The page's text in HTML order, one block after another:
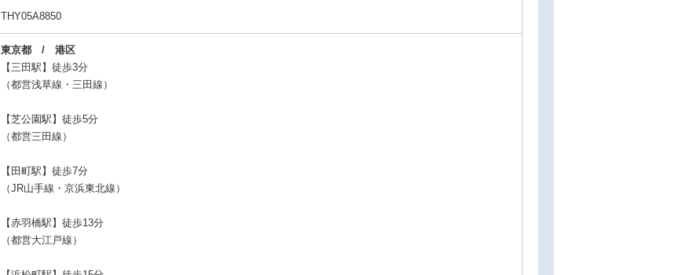
THY05A8850
東京都 / 港区
【三田駅】徒歩3分
（都営浅草線・三田線）
【芝公園駅】徒歩5分
（都営三田線）
【田町駅】徒歩7分
（JR山手線・京浜東北線）
【赤羽橋駅】徒歩13分
（都営大江戸線）